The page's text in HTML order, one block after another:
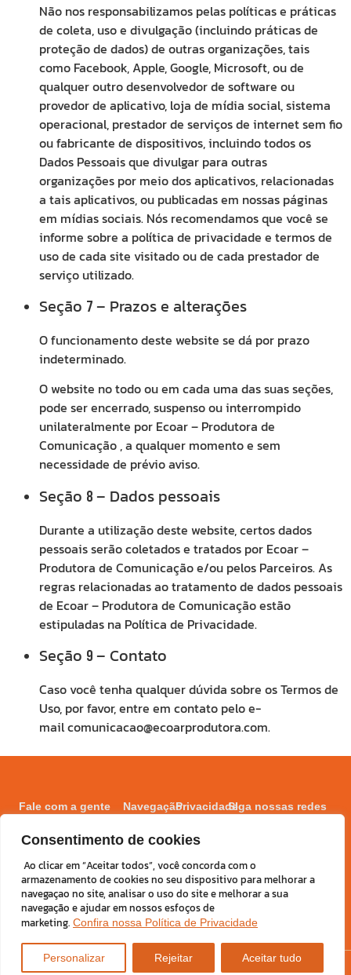
Consentimento de cookies
Ao clicar em “Aceitar todos”, você concorda com o
armazenamento de cookies no seu dispositivo para melhorar a
navegaçao no site, analisar o uso do site e melhorar a sua
navegação e ajudar em nossos esfoços de
marketing. Confira nossa Política de Privacidade
Personalizar Rejeitar Aceitar tudo
Não nos responsabilizamos pelas políticas e práticas
de coleta, uso e divulgação (incluindo práticas de
proteção de dados) de outras organizações, tais
como Facebook, Apple, Google, Microsoft, ou de
qualquer outro desenvolvedor de software ou
provedor de aplicativo, loja de mídia social, sistema
operacional, prestador de serviços de internet sem fio
ou fabricante de dispositivos, incluindo todos os
Dados Pessoais que divulgar para outras
organizações por meio dos aplicativos, relacionadas
a tais aplicativos, ou publicadas em nossas páginas
em mídias sociais. Nós recomendamos que você se
informe sobre a política de privacidade e termos de
uso de cada site visitado ou de cada prestador de
serviço utilizado.
Seção 7 – Prazos e alterações
O funcionamento deste website se dá por prazo
indeterminado.
O website no todo ou em cada uma das suas seções,
pode ser encerrado, suspenso ou interrompido
unilateralmente por Ecoar – Produtora de
Comunicação , a qualquer momento e sem
necessidade de prévio aviso.
Seção 8 – Dados pessoais
Durante a utilização deste website, certos dados
pessoais serão coletados e tratados por Ecoar –
Produtora de Comunicação e/ou pelos Parceiros. As
regras relacionadas ao tratamento de dados pessoais
de Ecoar – Produtora de Comunicação estão
estipuladas na Política de Privacidade.
Seção 9 – Contato
Caso você tenha qualquer dúvida sobre os Termos de
Uso, por favor, entre em contato pelo e-
mail comunicacao@ecoarprodutora.com.
Fale com a gente
comunicacao@ecoarprodutora.com
Navegação
Quem
somos
Serviços
Projetos
Contato
Privacidade
Política de
privacidade
Termos de
uso
SIga nossas redes
Desenvolvido por